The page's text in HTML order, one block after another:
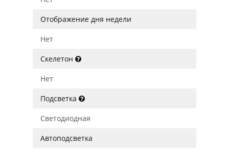
Отображение дня недели
Нет
Скелетон
Нет
Подсветка
Светодиодная
Автоподсветка